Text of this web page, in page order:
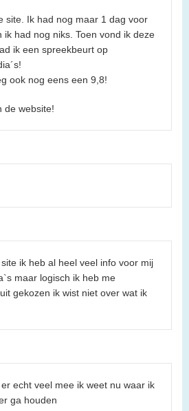
site. Ik had nog maar 1 dag voor
ik had nog niks. Toen vond ik deze
ik een spreekbeurt op
ook nog eens een 9,8!
de website!
ik heb al heel veel info voor mij
maar logisch ik heb me
gekozen ik wist niet over wat ik
echt veel mee ik weet nu waar ik
ga houden